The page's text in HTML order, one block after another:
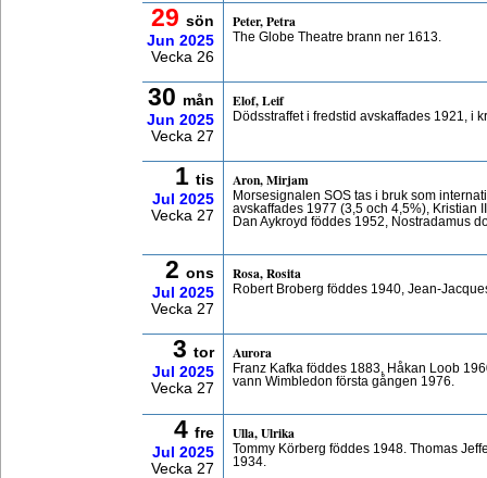
29 sön
Jun 2025
Vecka 26
Peter, Petra
The Globe Theatre brann ner 1613.
30 mån
Jun 2025
Vecka 27
Elof, Leif
Dödsstraffet i fredstid avskaffades 1921, i
1 tis
Jul 2025
Vecka 27
Aron, Mirjam
Morsesignalen SOS tas i bruk som
avskaffades 1977 (3,5 och 4,5%), Kristian
Dan Aykroyd föddes 1952, Nostradamus
2 ons
Jul 2025
Vecka 27
Rosa, Rosita
Robert Broberg föddes 1940, Jean-
3 tor
Jul 2025
Vecka 27
Aurora
Franz Kafka föddes 1883, Håkan Loob
vann Wimbledon första gången 1976.
4 fre
Jul 2025
Vecka 27
Ulla, Ulrika
Tommy Körberg föddes 1948. Thomas
1934.